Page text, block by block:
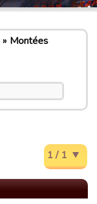
Montées
1 / 1